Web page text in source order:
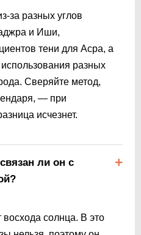
за разных углов
и Иши,
тени для Асра, а
разных
Сверяйте метод,
— при
исчезнет.
ли он с
солнца. В это